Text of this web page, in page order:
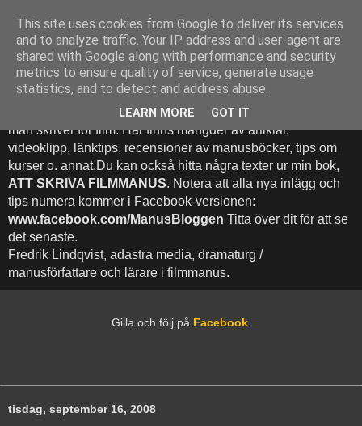
Att Skriva Filmmanus -
Bloggen
Denna blogg inehhåller runt 500 (!) inlägg med fokus på hur
man skriver för film. Här finns mängder av artiklar,
videoklipp, länktips, recensioner av manusböcker, tips om
kurser o. annat.Du kan också hitta några texter ur min bok,
ATT SKRIVA FILMMANUS. Notera att alla nya inlägg och
tips numera kommer i Facebook-versionen:
www.facebook.com/ManusBloggen Titta över dit för att se
det senaste.
Fredrik Lindqvist, adastra media, dramaturg /
manusförfattare och lärare i filmmanus.
Gilla och följ på Facebook.
tisdag, september 16, 2008
This site uses cookies from Google to deliver its services
and to analyze traffic. Your IP address and user-agent are
shared with Google along with performance and security
metrics to ensure quality of service, generate usage
statistics, and to detect and address abuse.
LEARN MORE GOT IT